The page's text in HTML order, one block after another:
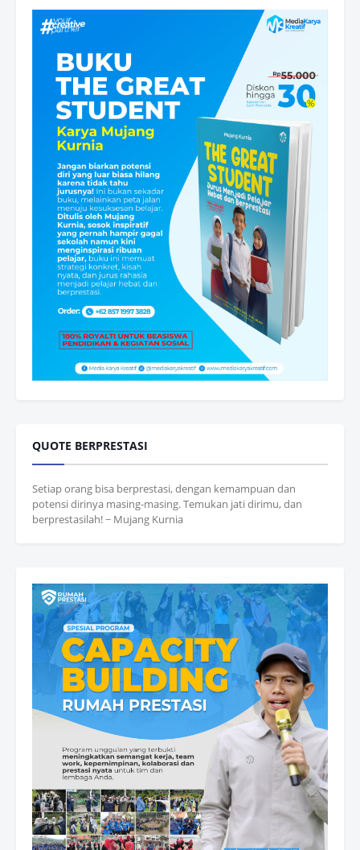
QUOTE BERPRESTASI
Setiap orang bisa berprestasi, dengan kemampuan dan
potensi dirinya masing-masing. Temukan jati dirimu, dan
berprestasilah! ~ Mujang Kurnia